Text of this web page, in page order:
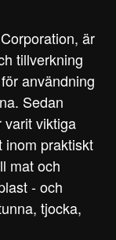
är
tillverkning
användning
Sedan
varit viktiga
inom praktiskt
mat och
- och
tjocka,